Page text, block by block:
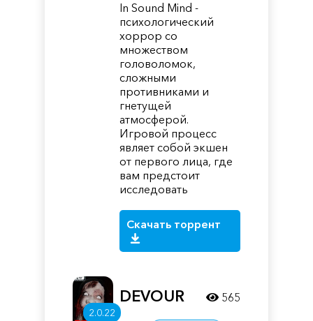
In Sound Mind -
психологический
хоррор со
множеством
головоломок,
сложными
противниками и
гнетущей
атмосферой.
Игровой процесс
являет собой экшен
от первого лица, где
вам предстоит
исследовать
Скачать торрент
2.0.22
DEVOUR 565